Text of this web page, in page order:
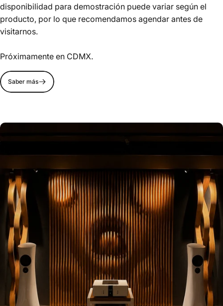
disponibilidad para demostración puede variar según el
producto, por lo que recomendamos agendar antes de
visitarnos.
Próximamente en CDMX.
Saber más